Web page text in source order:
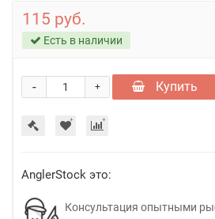
115 руб.
Есть в наличии
+
- Купить
AnglerStock это:
Консультация опытными